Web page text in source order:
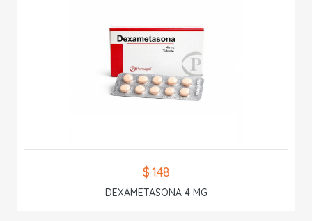
$ 1.48
DEXAMETASONA 4 MG